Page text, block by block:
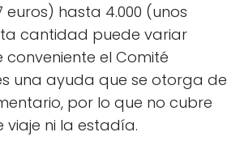
euros) hasta 4.000 (unos
cantidad puede variar
conveniente el Comité
una ayuda que se otorga de
por lo que no cubre
viaje ni la estadía.